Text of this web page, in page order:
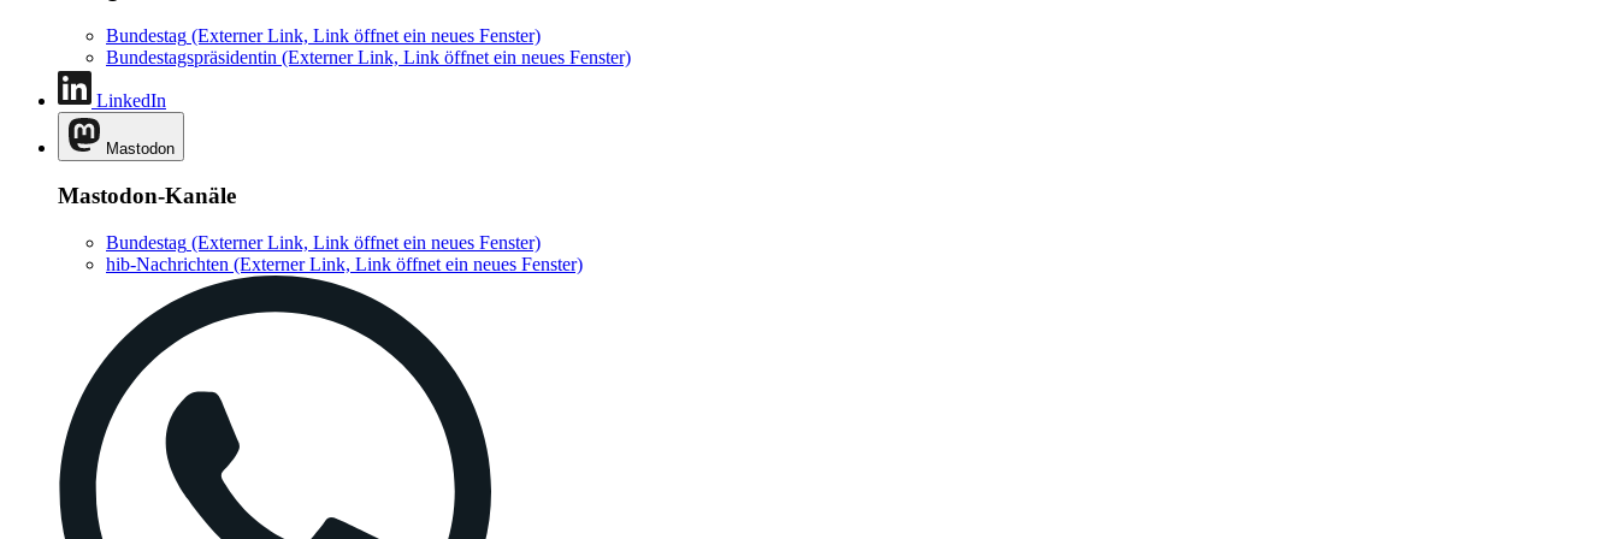
Bundestag (Externer Link, Link öffnet ein neues Fenster)
Bundestagspräsidentin (Externer Link, Link öffnet ein neues Fenster)
LinkedIn
Mastodon
Mastodon-Kanäle
Bundestag (Externer Link, Link öffnet ein neues Fenster)
hib-Nachrichten (Externer Link, Link öffnet ein neues Fenster)